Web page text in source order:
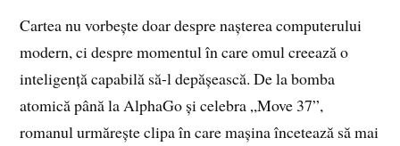
Cartea nu vorbește doar despre nașterea computerului
modern, ci despre momentul în care omul creează o
inteligență capabilă să-l depășească. De la bomba
atomică până la AlphaGo și celebra „Move 37”,
romanul urmărește clipa în care mașina încetează să mai